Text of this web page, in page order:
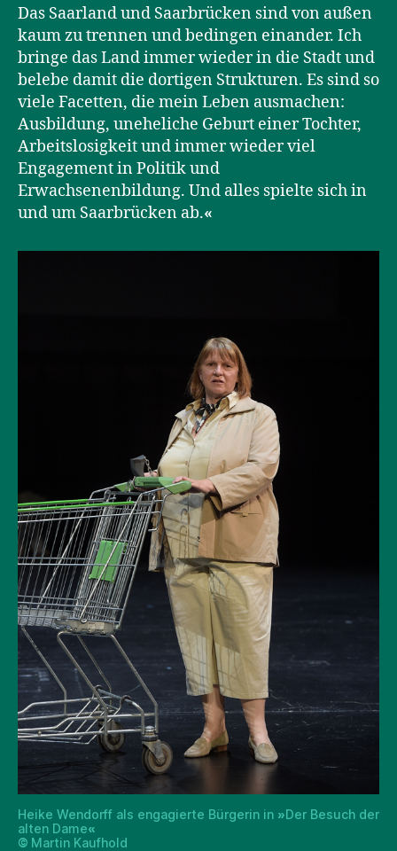
Das Saarland und Saarbrücken sind von außen
kaum zu trennen und bedingen einander. Ich
bringe das Land immer wieder in die Stadt und
belebe damit die dortigen Strukturen. Es sind so
viele Facetten, die mein Leben ausmachen:
Ausbildung, uneheliche Geburt einer Tochter,
Arbeitslosigkeit und immer wieder viel
Engagement in Politik und
Erwachsenenbildung. Und alles spielte sich in
und um Saarbrücken ab.«
Heike Wendorff als engagierte Bürgerin in »Der Besuch der
alten Dame«
© Martin Kaufhold